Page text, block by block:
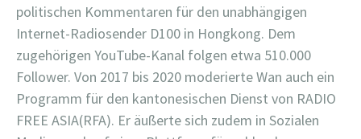
politischen Kommentaren für den unabhängigen
Internet-Radiosender D100 in Hongkong. Dem
zugehörigen YouTube-Kanal folgen etwa 510.000
Follower. Von 2017 bis 2020 moderierte Wan auch ein
Programm für den kantonesischen Dienst von RADIO
FREE ASIA(RFA). Er äußerte sich zudem in Sozialen